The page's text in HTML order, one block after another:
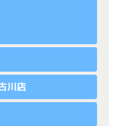
川店